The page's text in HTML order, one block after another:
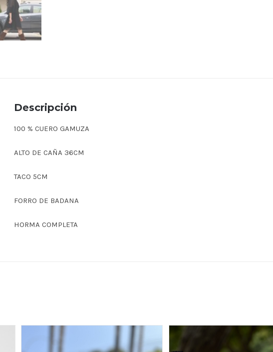
Descripción
100 % CUERO GAMUZA
ALTO DE CAÑA 36CM
TACO 5CM
FORRO DE BADANA
HORMA COMPLETA